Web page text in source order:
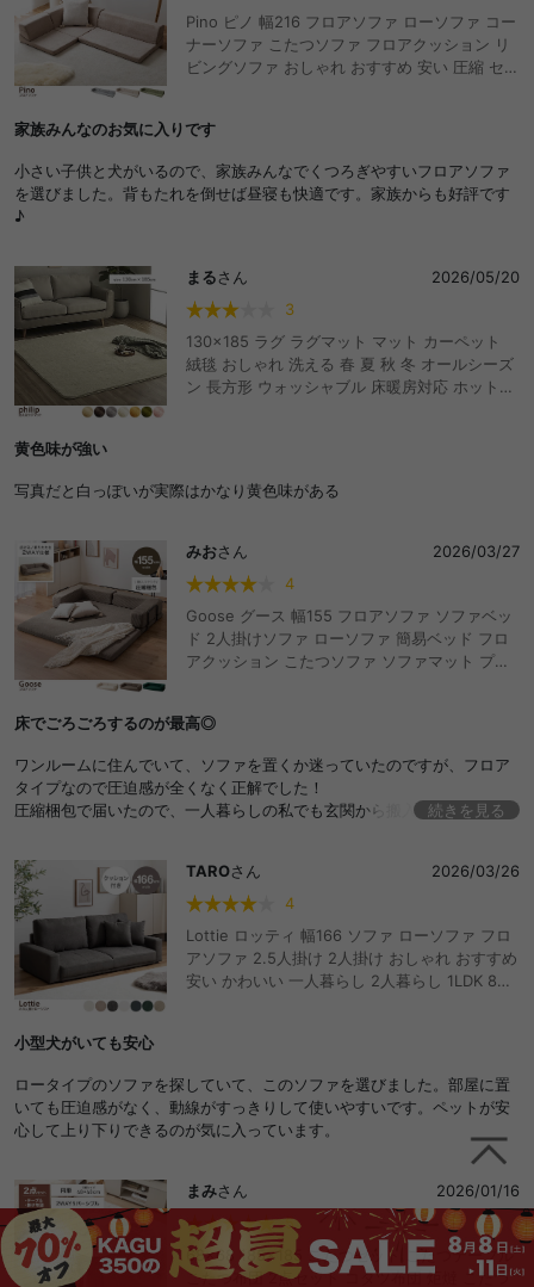
Pino ピノ 幅216 フロアソファ ローソファ コー
ナーソファ こたつソファ フロアクッション リ
ビングソファ おしゃれ おすすめ 安い 圧縮 セッ
ス ごろ寝 座面低い 座椅子
家族みんなのお気に入りです
小さい子供と犬がいるので、家族みんなでくつろぎやすいフロアソファ
を選びました。背もたれを倒せば昼寝も快適です。家族からも好評です
♪
まるさん
2026/05/20
3
130×185 ラグ ラグマット マット カーペット
絨毯 おしゃれ 洗える 春 夏 秋 冬 オールシーズ
ン 長方形 ウォッシャブル 床暖房対応 ホットカ
黄色味が強い
写真だと白っぽいが実際はかなり黄色味がある
みおさん
2026/03/27
4
Goose グース 幅155 フロアソファ ソファベッ
ド 2人掛けソファ ローソファ 簡易ベッド フロ
アクッション こたつソファ ソファマット プレ
ト 背もたれ 組み換え 自由 2人掛け ファミリー
ロイ フロア カウチ セパレート ごろ寝 座面低い
ゆったり 重ねる 2Psofa 搬入簡単 ワンルーム
来客 お昼寝
床でごろごろするのが最高◎
ワンルームに住んでいて、ソファを置くか迷っていたのですが、フロア
タイプなので圧迫感が全くなく正解でした！
圧縮梱包で届いたので、一人暮らしの私でも玄関から搬入できたのも助
続きを見る
TAROさん
2026/03/26
4
Lottie ロッティ 幅166 ソファ ローソファ フロ
アソファ 2.5人掛け 2人掛け おしゃれ おすすめ
安い かわいい 一人暮らし 2人暮らし 1LDK 8畳
小型犬がいても安心
ロータイプのソファを探していて、このソファを選びました。部屋に置
いても圧迫感がなく、動線がすっきりして使いやすいです。ペットが安
心して上り下りできるのが気に入っています。
まみさん
2026/01/16
5
68×68 185×185 こたつセット こたつテーブル
こたつ布団 2点セット コタツ布団 炬燵 こたつ